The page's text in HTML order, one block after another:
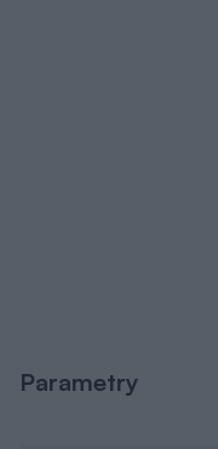
Parametry